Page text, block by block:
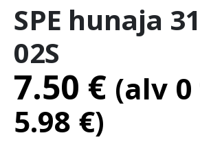
SPE hunaja
02S
7.50 € (alv 0
5.98 €)